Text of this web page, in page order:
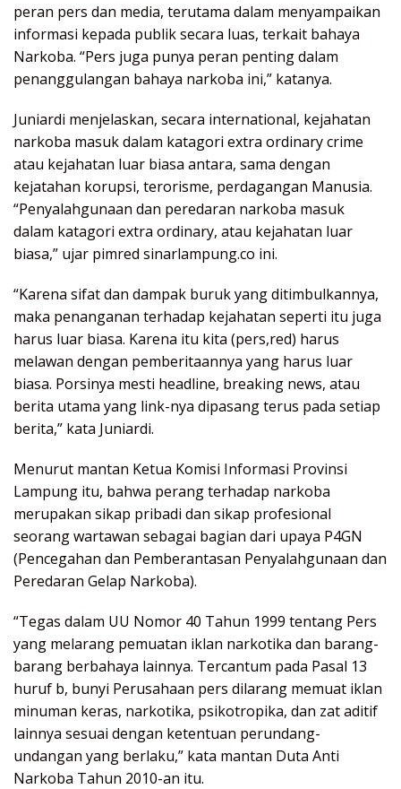
peran pers dan media, terutama dalam menyampaikan
informasi kepada publik secara luas, terkait bahaya
Narkoba. “Pers juga punya peran penting dalam
penanggulangan bahaya narkoba ini,” katanya.
Juniardi menjelaskan, secara international, kejahatan
narkoba masuk dalam katagori extra ordinary crime
atau kejahatan luar biasa antara, sama dengan
kejatahan korupsi, terorisme, perdagangan Manusia.
“Penyalahgunaan dan peredaran narkoba masuk
dalam katagori extra ordinary, atau kejahatan luar
biasa,” ujar pimred sinarlampung.co ini.
“Karena sifat dan dampak buruk yang ditimbulkannya,
maka penanganan terhadap kejahatan seperti itu juga
harus luar biasa. Karena itu kita (pers,red) harus
melawan dengan pemberitaannya yang harus luar
biasa. Porsinya mesti headline, breaking news, atau
berita utama yang link-nya dipasang terus pada setiap
berita,” kata Juniardi.
Menurut mantan Ketua Komisi Informasi Provinsi
Lampung itu, bahwa perang terhadap narkoba
merupakan sikap pribadi dan sikap profesional
seorang wartawan sebagai bagian dari upaya P4GN
(Pencegahan dan Pemberantasan Penyalahgunaan dan
Peredaran Gelap Narkoba).
“Tegas dalam UU Nomor 40 Tahun 1999 tentang Pers
yang melarang pemuatan iklan narkotika dan barang-
barang berbahaya lainnya. Tercantum pada Pasal 13
huruf b, bunyi Perusahaan pers dilarang memuat iklan
minuman keras, narkotika, psikotropika, dan zat aditif
lainnya sesuai dengan ketentuan perundang-
undangan yang berlaku,” kata mantan Duta Anti
Narkoba Tahun 2010-an itu.